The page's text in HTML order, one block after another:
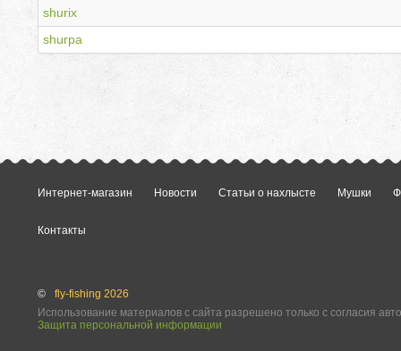
shurix
shurpa
Интернет-магазин Новости Статьи о нахлысте Мушки
Контакты
©
fly-fishing 2026
Использование материалов с сайта разрешено только с согласия
Защита персональной информации